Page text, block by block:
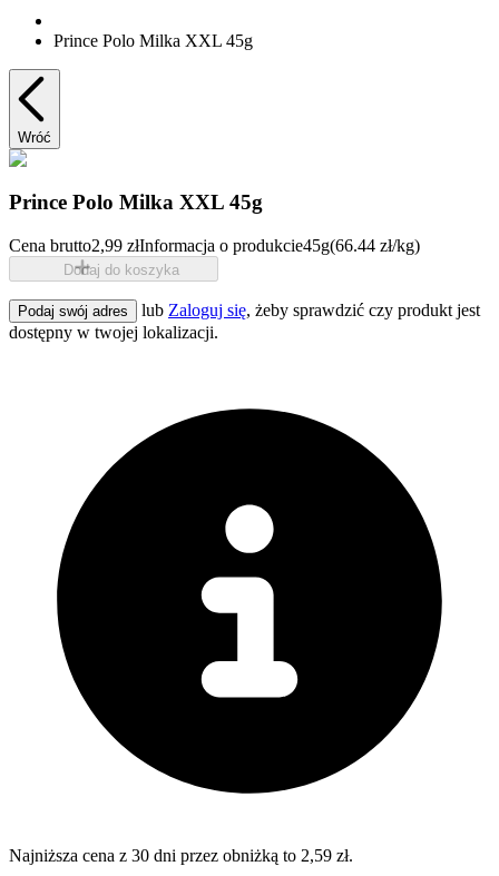
Prince Polo Milka XXL 45g
Wróć
Prince Polo Milka XXL 45g
Cena brutto2,99 złInformacja o produkcie45g(66.44 zł/kg)
Dodaj do koszyka
Podaj swój adres lub Zaloguj się, żeby sprawdzić czy produkt jest
dostępny w twojej lokalizacji.
Najniższa cena z 30 dni przez obniżką to 2,59 zł.